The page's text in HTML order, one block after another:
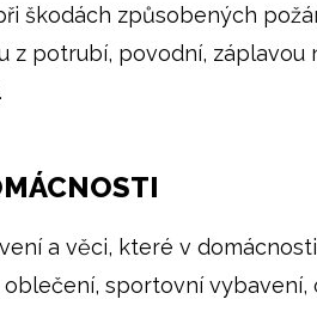
škodách způsobených
z potrubí, povodní, záplavou
a věci, které v
sportovní vybavení,